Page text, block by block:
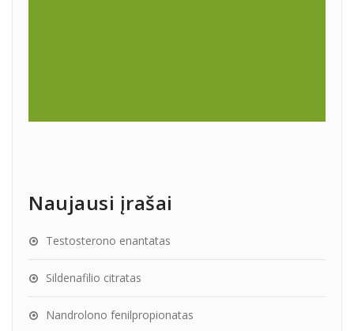
Naujausi įrašai
Testosterono enantatas
Sildenafilio citratas
Nandrolono fenilpropionatas